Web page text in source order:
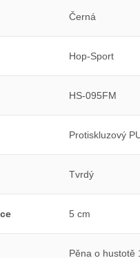
Černá
Hop-Sport
HS-095FM
Protiskluzový
Tvrdý
5 cm
Pěna o hustotě